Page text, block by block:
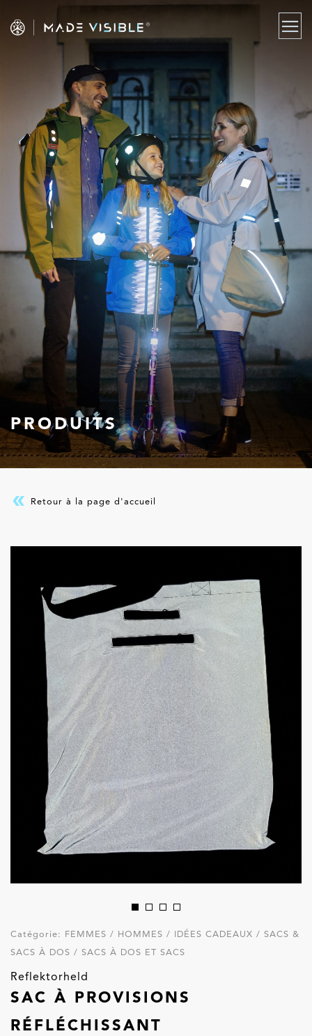
PRODUITS
Retour à la page d'accueil
Catégorie: FEMMES / HOMMES / IDÉES CADEAUX / SACS &
SACS À DOS / SACS À DOS ET SACS
Reflektorheld
SAC À PROVISIONS
RÉFLÉCHISSANT